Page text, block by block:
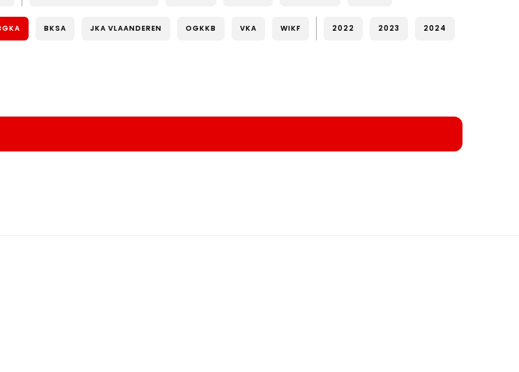
BKSA JKA VLAANDEREN OGKKB VKA WIKF 2022 2023 2024